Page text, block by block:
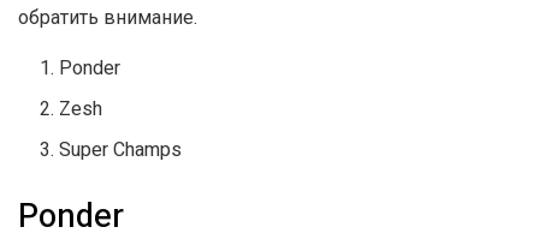
обратить внимание.
Ponder
Zesh
Super Champs
Ponder